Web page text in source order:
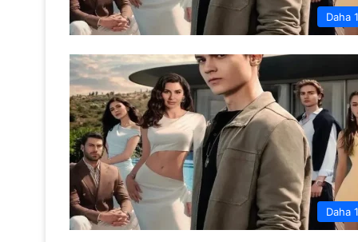
Daha
Daha